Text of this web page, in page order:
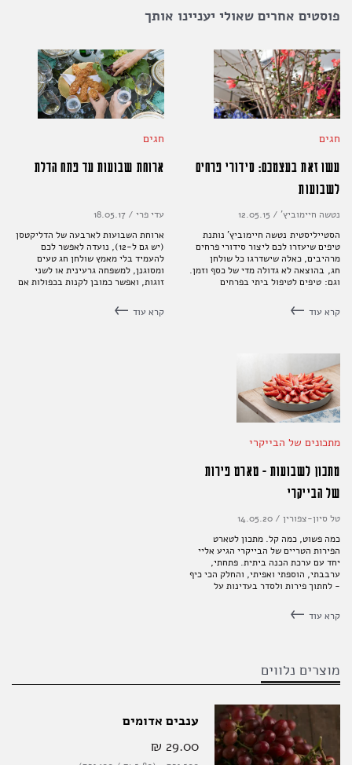
פוסטים אחרים שאולי יעניינו אותך
חגים
עשו זאת בעצמכם: סידורי פרחים
לשבועות
נטשה חיימוביץ' /
12.05.15
הסטייליסטית נטשה חיימוביץ' נותנת
טיפים שיעזרו לכם ליצור סידורי פרחים
מרהיבים, כאלה שישדרגו כל שולחן
חג, בהוצאה לא גדולה מדי של כסף וזמן.
וגם: טיפים לטיפול ביתי בפרחים
קרא עוד
חגים
ארוחת שבועות עד פתח הדלת
עדי פרי /
18.05.17
ארוחת השבועות לארבעה של הדליקטסן
(יש גם ל-12), נועדה לאפשר לכם
להעמיד בלי מאמץ שולחן חג טעים
ומסוגנן, למשפחה גרעינית או לשני
זוגות, ואפשר כמובן לקנות בכפולות אם
גם להסברים הנוגעים לסידור השולחן
והגשת המנות
קרא עוד
מתכונים של הבייקרי
מתכון לשבועות - טארט פירות
של הבייקרי
טל סיון-צפורין /
14.05.20
כמה פשוט, כמה קל. מתכון לטארט
הפירות הטריים של הבייקרי הגיע אליי
יחד עם ערכת הכנה ביתית. פתחתי,
ערבבתי, הוספתי ואפיתי, והחלק הכי כיף
- לחתוך פירות ולסדר בעדינות על
פרי יתקבל בברכה. יותר טוב מזה
נשתגע.
קרא עוד
מוצרים נלווים
ענבים אדומים
29.00 ‏₪